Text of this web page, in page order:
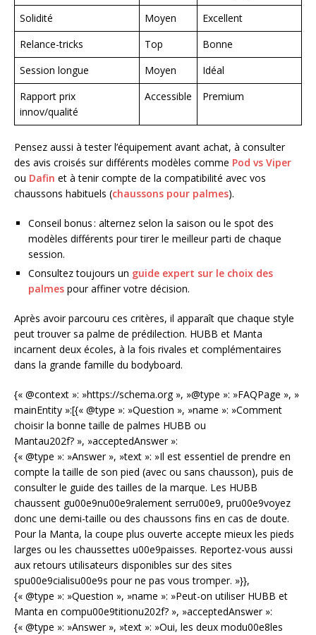
Solidité
Moyen
Excellent
Relance-tricks
Top
Bonne
Session longue
Moyen
Idéal
Rapport prix
innov/qualité
Accessible Premium
Pensez aussi à tester l’équipement avant achat, à consulter
des avis croisés sur différents modèles comme Pod vs Viper
ou Dafin et à tenir compte de la compatibilité avec vos
chaussons habituels (chaussons pour palmes).
Conseil bonus : alternez selon la saison ou le spot des
modèles différents pour tirer le meilleur parti de chaque
session.
Consultez toujours un guide expert sur le choix des
palmes pour affiner votre décision.
Après avoir parcouru ces critères, il apparaît que chaque style
peut trouver sa palme de prédilection. HUBB et Manta
incarnent deux écoles, à la fois rivales et complémentaires
dans la grande famille du bodyboard.
{« @context »: »https://schema.org », »@type »: »FAQPage », »
mainEntity »:[{« @type »: »Question », »name »: »Comment
choisir la bonne taille de palmes HUBB ou
Mantau202f? », »acceptedAnswer »:
{« @type »: »Answer », »text »: »Il est essentiel de prendre en
compte la taille de son pied (avec ou sans chausson), puis de
consulter le guide des tailles de la marque. Les HUBB
chaussent gu00e9nu00e9ralement serru00e9, pru00e9voyez
donc une demi-taille ou des chaussons fins en cas de doute.
Pour la Manta, la coupe plus ouverte accepte mieux les pieds
larges ou les chaussettes u00e9paisses. Reportez-vous aussi
aux retours utilisateurs disponibles sur des sites
spu00e9cialisu00e9s pour ne pas vous tromper. »}},
{« @type »: »Question », »name »: »Peut-on utiliser HUBB et
Manta en compu00e9titionu202f? », »acceptedAnswer »:
{« @type »: »Answer », »text »: »Oui, les deux modu00e8les